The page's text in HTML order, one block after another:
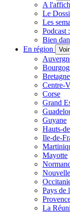
A
Le
Les
Podcast
Bien
En région
Bretagne
Centre-
Corse
Grand
Guyane
Hauts-
Ile-de-
Mayotte
Pays de
La